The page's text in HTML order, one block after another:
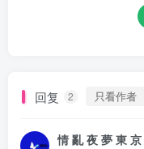
回复 2 只看作者
情 亂 夜 夢 東 京 _